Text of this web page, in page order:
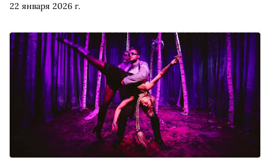
22 января 2026 г.
отрасли. Лауреатам вручили статуэтку по мотивам арт-
победителях и ключевых проектах рассказывает Иван
Лыкошин — генеральный директор ГМВЦ «РОСИЗО» и
директор Московской Арт Премии